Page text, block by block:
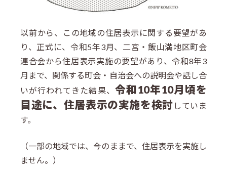
以前から、この地域の住居表示に関する要望があ
り、正式に、令和5年3月、二宮・飯山満地区町会
連合会から住居表示実施の要望があり、令和8年3
月まで、関係する町会・自治会への説明会や話し合
いが行われてきた結果、 令和10年10月頃を
目途に、住居表示の実施を検討 していま
す。
（一部の地域では、今のままで、住居表示を実施し
ません。）